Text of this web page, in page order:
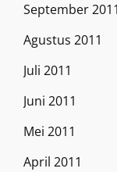
September 2011
Agustus 2011
Juli 2011
Juni 2011
Mei 2011
April 2011